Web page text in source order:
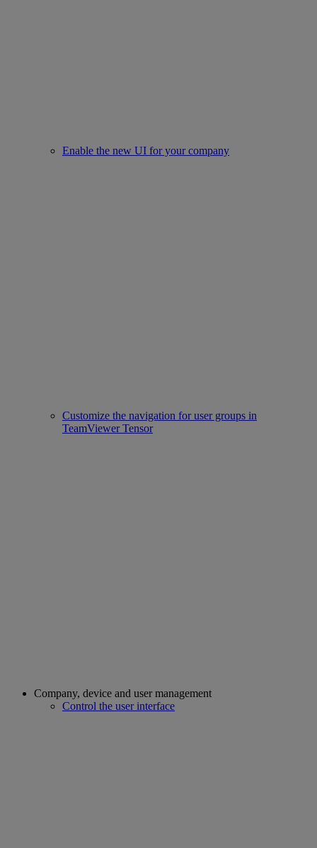
Enable the new UI for your company
Customize the navigation for user groups in
TeamViewer Tensor
Company, device and user management
Control the user interface